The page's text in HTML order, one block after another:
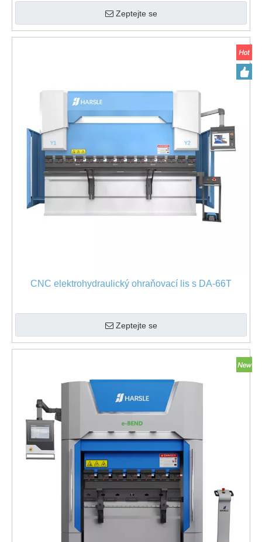
Zeptejte se
CNC elektrohydraulický ohraňovací lis s DA-66T
Zeptejte se